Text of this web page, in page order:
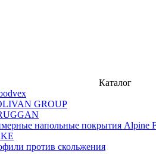
Каталог
GROUP
напольные покрытия Alpine
против скольжения